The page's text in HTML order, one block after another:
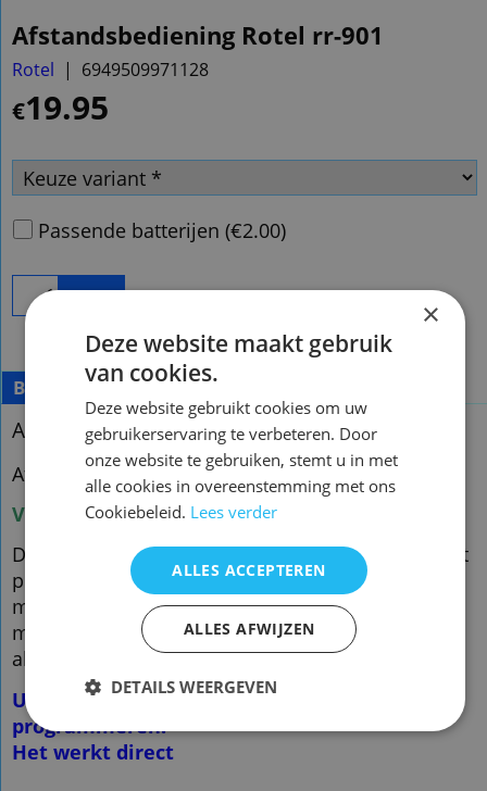
Afstandsbediening Rotel rr-901
Rotel 6949509971128
€19.95
Passende batterijen (€2.00)
Bestel
Beschrijving
Afstandsbediening Rotel rr-901
Afstandsbediening Rotel rr-901
Voorraad nieuw vervangend : 3
De vervangende is een kopie van de originele met
precies dezelfde functies
maar een ander uiterlijk en is speciaal voor dit
model gemaakt en werkt ook
alleen op dit merk en model. ( zie foto 2 )
U hoeft de afstandsbediening NIET te
programmeren!
Het werkt direct
×
Deze website maakt gebruik
van cookies.
Deze website gebruikt cookies om uw
gebruikerservaring te verbeteren. Door
onze website te gebruiken, stemt u in met
alle cookies in overeenstemming met ons
Cookiebeleid. Lees verder
ALLES ACCEPTEREN
ALLES AFWIJZEN
DETAILS WEERGEVEN